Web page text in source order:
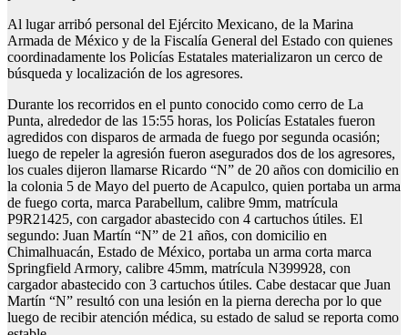
Al lugar arribó personal del Ejército Mexicano, de la Marina
Armada de México y de la Fiscalía General del Estado con quienes
coordinadamente los Policías Estatales materializaron un cerco de
búsqueda y localización de los agresores.
Durante los recorridos en el punto conocido como cerro de La
Punta, alrededor de las 15:55 horas, los Policías Estatales fueron
agredidos con disparos de armada de fuego por segunda ocasión;
luego de repeler la agresión fueron asegurados dos de los agresores,
los cuales dijeron llamarse Ricardo “N” de 20 años con domicilio en
la colonia 5 de Mayo del puerto de Acapulco, quien portaba un arma
de fuego corta, marca Parabellum, calibre 9mm, matrícula
P9R21425, con cargador abastecido con 4 cartuchos útiles. El
segundo: Juan Martín “N” de 21 años, con domicilio en
Chimalhuacán, Estado de México, portaba un arma corta marca
Springfield Armory, calibre 45mm, matrícula N399928, con
cargador abastecido con 3 cartuchos útiles. Cabe destacar que Juan
Martín “N” resultó con una lesión en la pierna derecha por lo que
luego de recibir atención médica, su estado de salud se reporta como